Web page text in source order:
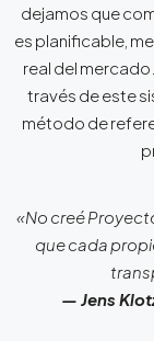
dejamos que
es planificable,
real del
través de este
método de
«No creé
que cada
— Jens